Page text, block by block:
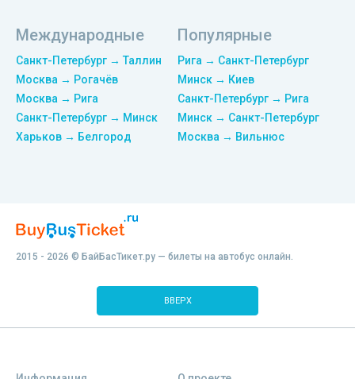
Международные
Санкт-Петербург → Таллин
Москва → Рогачёв
Москва → Рига
Санкт-Петербург → Минск
Харьков → Белгород
Популярные
Рига → Санкт-Петербург
Минск → Киев
Санкт-Петербург → Рига
Минск → Санкт-Петербург
Москва → Вильнюс
2015 - 2026 © БайБасТикет.ру — билеты на автобус онлайн.
ВВЕРХ